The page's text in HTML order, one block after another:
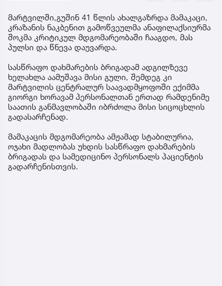
მარტვილში,გუშინ 41 წლის ახალგაზრდა მამაკაცი,
კრაზანის ნაკბენით გამოწვეულმა ანაფილაქსიურმა
შოკმა კრიტიკულ მდგომარეობაში ჩააგდო, მას
პულსი და წნევა დაუვარდა.
სასწრაფო დახმარების ბრიგადამ ადგილზევე
ხელახლა აამუშავა მისი გული, შემდეგ კი
მარტვილის ცენტრალურ საავადმყოფოში ექიმმა
გიორგი ხორავამ პერსონალთან ერთად რამდენიმე
საათის განმავლობაში იბრძოლა მისი სიცოცხლის
გადასარჩენად.
მამაკაცის მდგომარეობა ამჟამად სტაბილურია,
ოჯახი მადლობას უხდის სასწრაფო დახმარების
ბრიგადას და სამედიცინო პერსონალს პაციენტის
გადარჩენისთვის.